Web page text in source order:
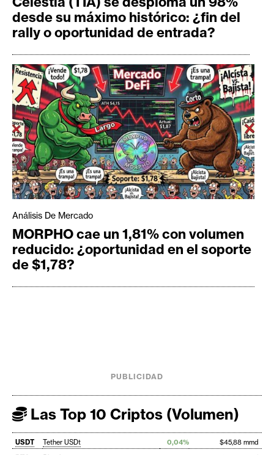
desde su máximo histórico: ¿fin del
rally o oportunidad de entrada?
Análisis De Mercado
MORPHO cae un 1,81% con volumen
reducido: ¿oportunidad en el soporte
de $1,78?
PUBLICIDAD
Las Top 10 Criptos (Volumen)
USDT Tether USDt 0,04%
$45,88 mmd